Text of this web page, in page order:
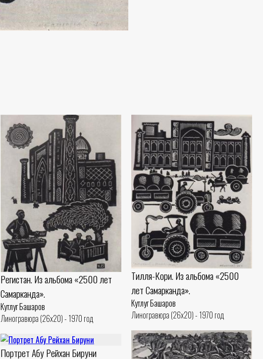
Регистан. Из альбома «2500 лет
Самарканда».
Кутлуг Башаров
Линогравюра (26x20) - 1970 год
Тилля-Кори. Из альбома «2500
лет Самарканда».
Кутлуг Башаров
Линогравюра (26x20) - 1970 год
Портрет Абу Рейхан Бируни